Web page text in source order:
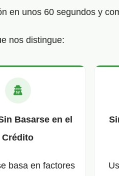
en unos 60 segundos y
nos distingue:
Basarse en el
Crédito
basa en factores